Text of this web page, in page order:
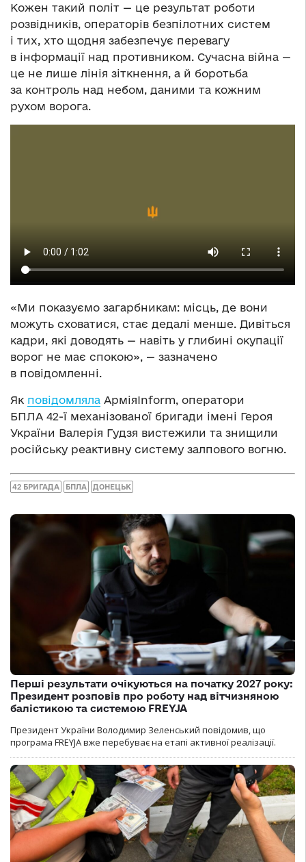
Кожен такий політ — це результат роботи
розвідників, операторів безпілотних систем
і тих, хто щодня забезпечує перевагу
в інформації над противником. Сучасна війна —
це не лише лінія зіткнення, а й боротьба
за контроль над небом, даними та кожним
рухом ворога.
«Ми показуємо загарбникам: місць, де вони
можуть сховатися, стає дедалі менше. Дивіться
кадри, які доводять — навіть у глибині окупації
ворог не має спокою», — зазначено
в повідомленні.
Як повідомляла АрміяInform, оператори
БПЛА 42-ї механізованої бригади імені Героя
України Валерія Гудзя вистежили та знищили
російську реактивну систему залпового вогню.
42 БРИГАДА БПЛА ДОНЕЦЬК
Перші результати очікуються на початку 2027 року:
Президент розповів про роботу над вітчизняною
балістикою та системою FREYJA
Президент України Володимир Зеленський повідомив, що
програма FREYJA вже перебуває на етапі активної реалізації.